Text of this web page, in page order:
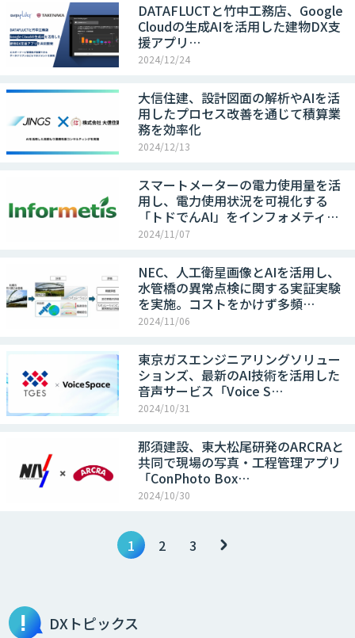
DATAFLUCTと竹中工務店、Google
Cloudの生成AIを活用した建物DX支
援アプリ…
2024/12/24
大信住建、設計図面の解析やAIを活
用したプロセス改善を通じて積算業
務を効率化
2024/12/13
スマートメーターの電力使用量を活
用し、電力使用状況を可視化する
「トドでんAI」をインフォメティ…
2024/11/07
NEC、人工衛星画像とAIを活用し、
水管橋の異常点検に関する実証実験
を実施。コストをかけず多頻…
2024/11/06
東京ガスエンジニアリングソリュー
ションズ、最新のAI技術を活用した
音声サービス「Voice S…
2024/10/31
那須建設、東大松尾研発のARCRAと
共同で現場の写真・工程管理アプリ
「ConPhoto Box…
2024/10/30
1 2 3
DXトピックス